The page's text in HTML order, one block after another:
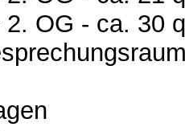
OG - ca. 30